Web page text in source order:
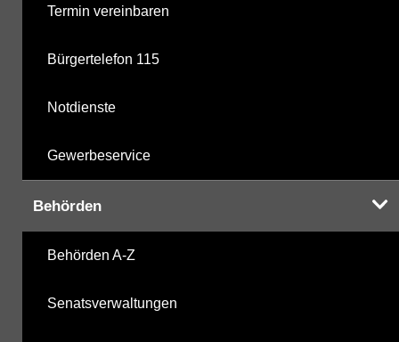
Termin vereinbaren
Bürgertelefon 115
Notdienste
Gewerbeservice
Behörden
Behörden A-Z
Senatsverwaltungen